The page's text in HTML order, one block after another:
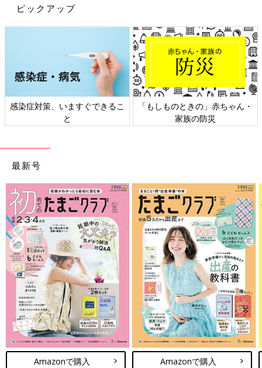
りさんの人生相談第
81回
ピックアップ
のときの」赤ちゃん・
日本外来小児科学会リーフレッ
六星占
最新号
Amazonで購入 Amazonで購入